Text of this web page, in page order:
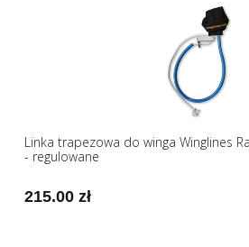
Linka trapezowa do winga Winglines
- regulowane
215.00 zł